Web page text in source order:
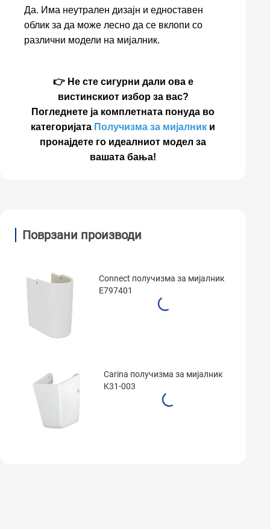
Да. Има неутрален дизајн и едноставен
облик за да може лесно да се вклопи со
различни модели на мијалник.
👉 Не сте сигурни дали ова е
вистинскиот избор за вас?
Погледнете ја комплетната понуда во
категоријата Получизма за мијалник и
пронајдете го идеалниот модел за
вашата бања!
Поврзани производи
Connect получизма за мијалник
E797401
Carina получизма за мијалник
K31-003